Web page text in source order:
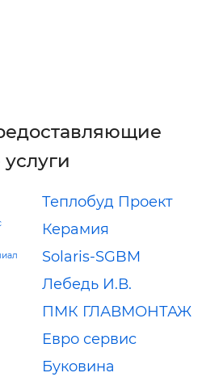
Теплобуд Проект
Керамия
Solaris-SGBM
Лебедь И.В.
ПМК ГЛАВМОНТАЖ
Евро сервис
Буковина